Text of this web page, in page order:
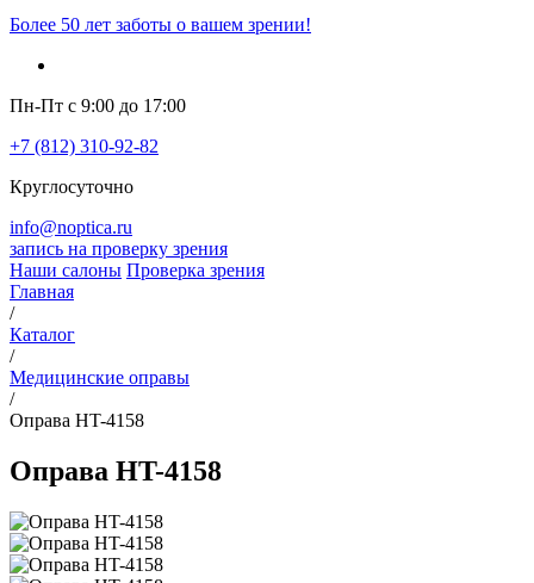
Более 50 лет заботы о вашем зрении!
Пн-Пт с 9:00 до 17:00
+7 (812) 310-92-82
Круглосуточно
info@noptica.ru
запись на проверку зрения
Наши салоны Проверка зрения
Главная
/
Каталог
/
Медицинские оправы
/
Оправа HT-4158
Оправа HT-4158